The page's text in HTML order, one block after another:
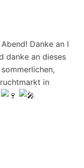
Danke an I
danke an dieses
in